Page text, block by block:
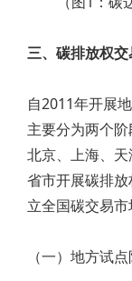
三、碳排放权
自2011年开展
主要分为两个
北京、上海、
省市开展碳排
立全国碳交易
（一）地方试